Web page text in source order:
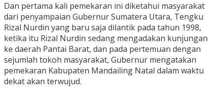
Dan pertama kali pemekaran ini diketahui masyarakat
dari penyampaian Gubernur Sumatera Utara, Tengku
Rizal Nurdin yang baru saja dilantik pada tahun 1998,
ketika itu Rizal Nurdin sedang mengadakan kunjungan
ke daerah Pantai Barat, dan pada pertemuan dengan
sejumlah tokoh masyarakat, Gubernur mengatakan
pemekaran Kabupaten Mandailing Natal dalam waktu
dekat akan terwujud.